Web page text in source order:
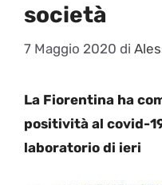
società
7 Maggio 2020 di
La Fiorentina ha
positività al covid-
laboratorio di ieri